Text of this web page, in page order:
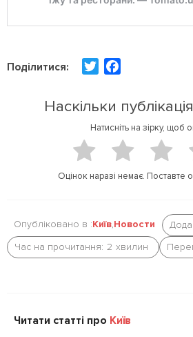
Поділитися:
t
t
e
b
o
k
Наскільки
Натисніть на зірку, щоб
Оцінок наразі немає. Поставте
Опубліковано в :Київ,Новости
Час на прочитання: 2 хвилин
Читати статті про Київ